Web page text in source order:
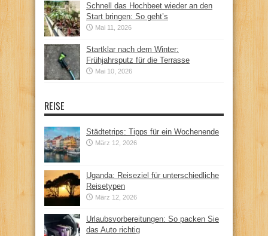
Schnell das Hochbeet wieder an den
Start bringen: So geht’s
Mai 11, 2026
Startklar nach dem Winter:
Frühjahrsputz für die Terrasse
Mai 10, 2026
REISE
Städtetrips: Tipps für ein Wochenende
März 12, 2026
Uganda: Reiseziel für unterschiedliche
Reisetypen
März 12, 2026
Urlaubsvorbereitungen: So packen Sie
das Auto richtig